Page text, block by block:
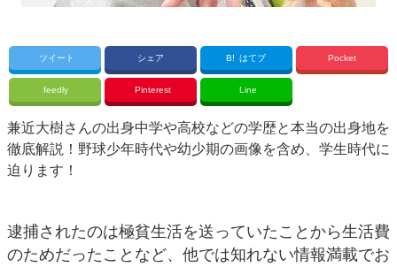
ツイート シェア B! はてブ Pocket
feedly Pinterest Line
兼近大樹さんの出身中学や高校などの学歴と本当の出身地を
徹底解説！野球少年時代や幼少期の画像を含め、学生時代に
迫ります！
逮捕されたのは極貧生活を送っていたことから生活費
のためだったことなど、他では知れない情報満載でお